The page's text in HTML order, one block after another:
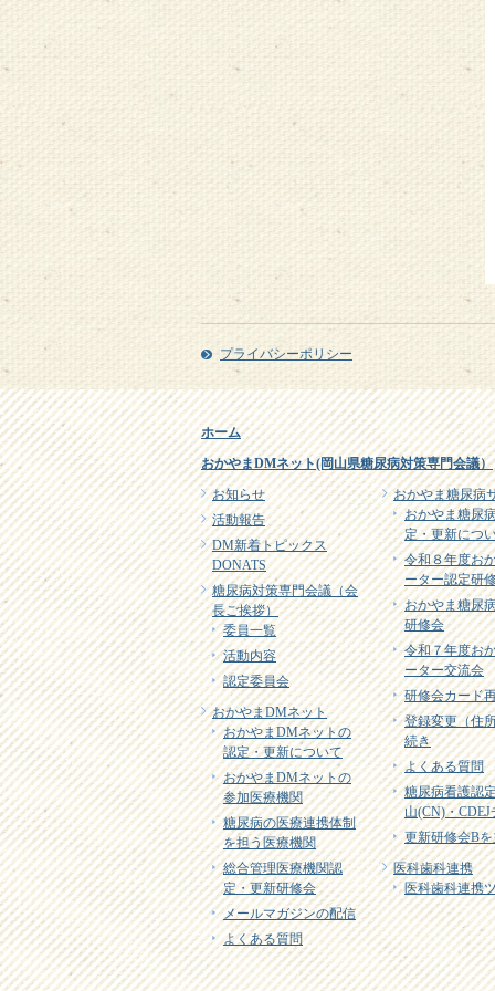
プライバシーポリシー
ホーム
おかやまDMネット(岡山県糖尿病対策専門会議）
お知らせ
活動報告
DM新着トピックス
DONATS
糖尿病対策専門会議（会
長ご挨拶）
委員一覧
活動内容
認定委員会
おかやまDMネット
おかやまDMネットの
認定・更新について
おかやまDMネットの
参加医療機関
糖尿病の医療連携体制
を担う医療機関
総合管理医療機関認
定・更新研修会
メールマガジンの配信
よくある質問
おかやま糖尿病
おかやま糖尿
定・更新につ
令和８年度お
ーター認定研
おかやま糖尿
研修会
令和７年度お
ーター交流会
研修会カード
登録変更（住
続き
よくある質問
糖尿病看護認
山(CN)・
更新研修会B
医科歯科連携
医科歯科連携